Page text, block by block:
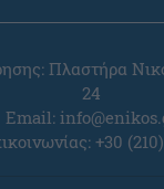
Πλαστήρα
24
Email:
+30